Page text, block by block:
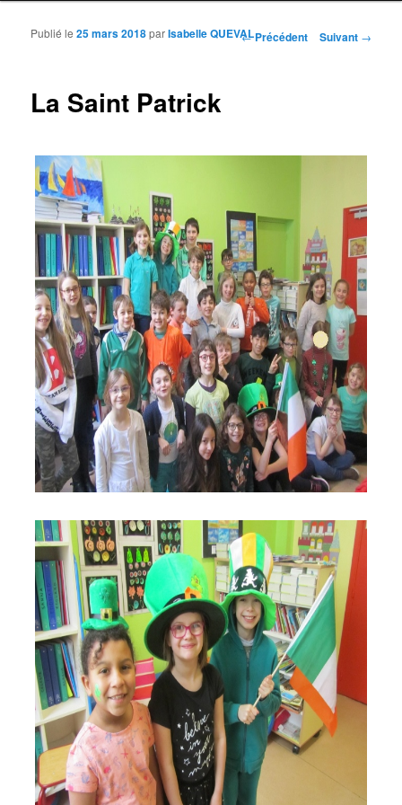
Navigation des articles
←Précédent Suivant →
La Saint Patrick
Publié le25 mars 2018parIsabelle QUEVAL